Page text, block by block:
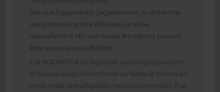
Dès que l'appareil est (re)positionné, la recherche
des stations doit être reRéseau localcée
manuellement afin que toutes les stations pouvant
être reçues soient affichées.
Si le BOOMSTER ne reproduit aucun signal pendant
10 heures lorsqu'il fonctionne sur batterie (même en
mode veille sans adaptateur secteur connecté), il se